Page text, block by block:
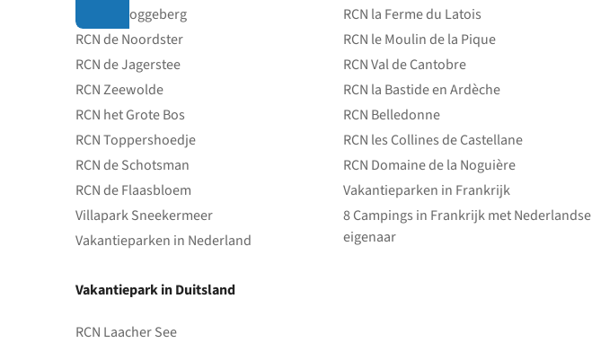
RCN de Roggeberg
RCN de Noordster
RCN de Jagerstee
RCN Zeewolde
RCN het Grote Bos
RCN Toppershoedje
RCN de Schotsman
RCN de Flaasbloem
Villapark Sneekermeer
Vakantieparken in Nederland
Vakantiepark in Duitsland
RCN Laacher See
RCN la Ferme du Latois
RCN le Moulin de la Pique
RCN Val de Cantobre
RCN la Bastide en Ardèche
RCN Belledonne
RCN les Collines de Castellane
RCN Domaine de la Noguière
Vakantieparken in Frankrijk
8 Campings in Frankrijk met Nederlandse
eigenaar